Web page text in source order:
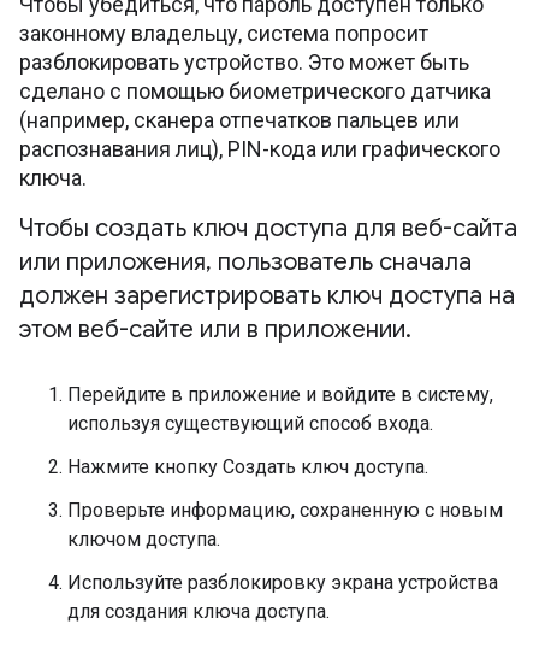
законному владельцу, система попросит
разблокировать устройство. Это может быть
сделано с помощью биометрического датчика
(например, сканера отпечатков пальцев или
распознавания лиц), PIN-кода или графического
ключа.
Чтобы создать ключ доступа для веб-сайта
или приложения, пользователь сначала
должен зарегистрировать ключ доступа на
этом веб-сайте или в приложении.
Перейдите в приложение и войдите в систему,
используя существующий способ входа.
Нажмите кнопку Создать ключ доступа.
Проверьте информацию, сохраненную с новым
ключом доступа.
Используйте разблокировку экрана устройства
для создания ключа доступа.